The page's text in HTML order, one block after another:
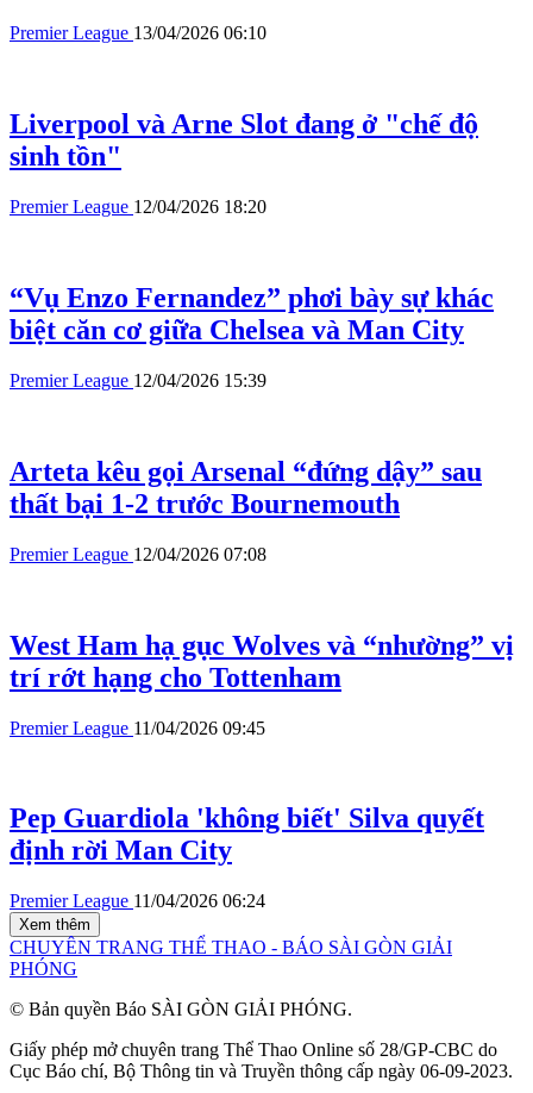
Premier League 13/04/2026 06:10
Liverpool và Arne Slot đang ở "chế độ
sinh tồn"
Premier League 12/04/2026 18:20
“Vụ Enzo Fernandez” phơi bày sự khác
biệt căn cơ giữa Chelsea và Man City
Premier League 12/04/2026 15:39
Arteta kêu gọi Arsenal “đứng dậy” sau
thất bại 1-2 trước Bournemouth
Premier League 12/04/2026 07:08
West Ham hạ gục Wolves và “nhường” vị
trí rớt hạng cho Tottenham
Premier League 11/04/2026 09:45
Pep Guardiola 'không biết' Silva quyết
định rời Man City
Premier League 11/04/2026 06:24
Xem thêm
CHUYÊN TRANG THỂ THAO - BÁO SÀI GÒN GIẢI
PHÓNG
© Bản quyền Báo SÀI GÒN GIẢI PHÓNG.
Giấy phép mở chuyên trang Thể Thao Online số 28/GP-CBC do
Cục Báo chí, Bộ Thông tin và Truyền thông cấp ngày 06-09-2023.